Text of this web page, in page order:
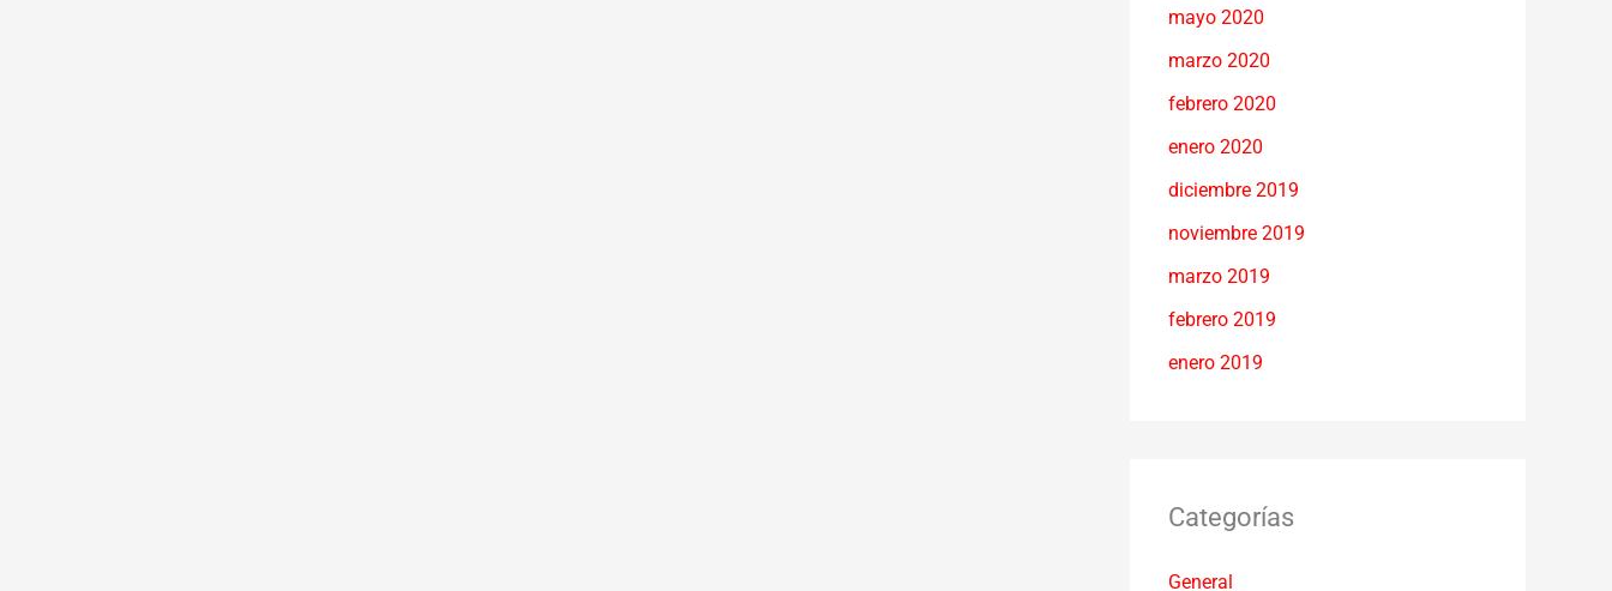
mayo 2020
marzo 2020
febrero 2020
enero 2020
diciembre 2019
noviembre 2019
marzo 2019
febrero 2019
enero 2019
Categorías
General